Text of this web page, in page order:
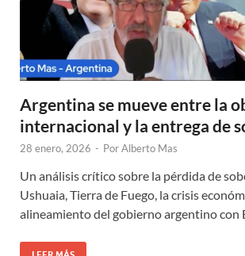
Argentina se mueve entre la
internacional y la entrega de
28 enero, 2026 - PorAlberto Mas
Un análisis crítico sobre la pérdida de
Ushuaia, Tierra de Fuego, la crisis
alineamiento del gobierno argentino con